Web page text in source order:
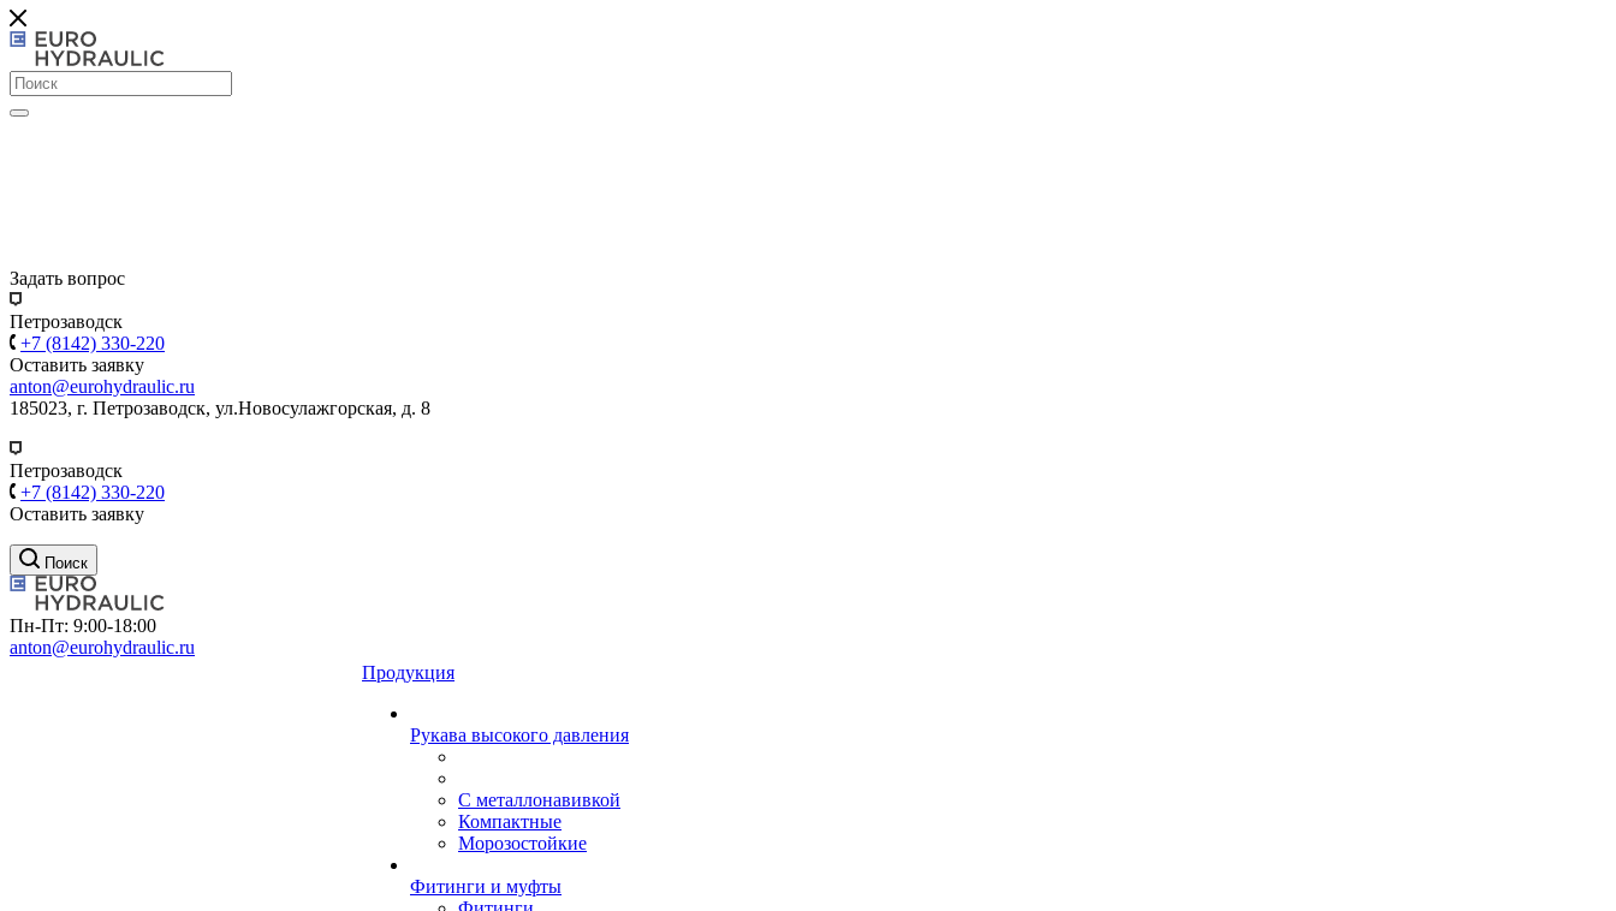
Задать вопрос
Петрозаводск
+7 (8142) 330-220
Оставить заявку
anton@eurohydraulic.ru
185023, г. Петрозаводск, ул.Новосулажгорская, д. 8
Петрозаводск
+7 (8142) 330-220
Оставить заявку
Поиск
Пн-Пт: 9:00-18:00
anton@eurohydraulic.ru
Продукция
Рукава высокого давления
С металлонавивкой
Компактные
Морозостойкие
Фитинги и муфты